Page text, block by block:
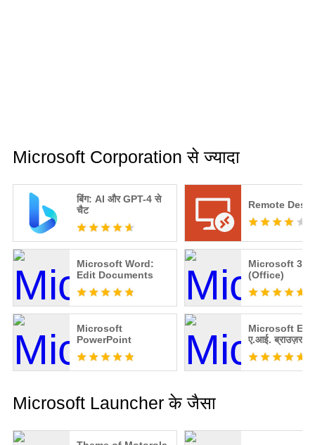
Microsoft Corporation से ज्यादा
बिंग: AI और GPT-4 से
चैट
Remote
Microsoft Word:
Edit Documents
Microsoft 365
(Office)
Microsoft
PowerPoint
Microsoft
ए.आई. ब्राउज़र
Microsoft Launcher के जैसा